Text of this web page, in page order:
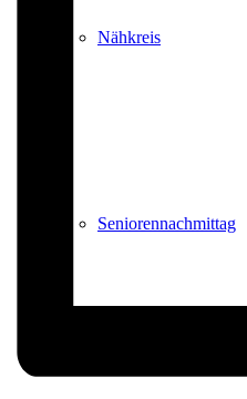
Nähkreis
Seniorennachmittag